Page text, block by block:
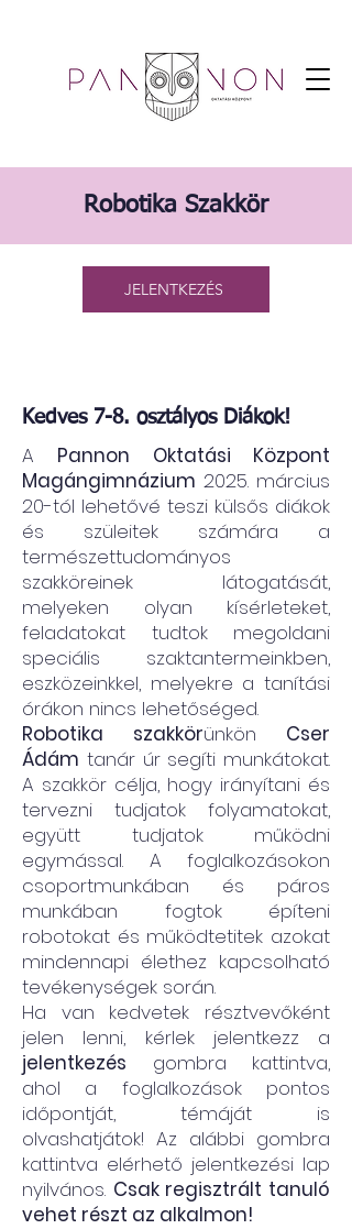
Robotika Szakkör
JELENTKEZÉS
Kedves 7-8. osztályos Diákok!
A Pannon Oktatási Központ
Magángimnázium 2025. március
20-tól lehetővé teszi külsős diákok
és szüleitek számára a
természettudományos
szakköreinek látogatását,
melyeken olyan kísérleteket,
feladatokat tudtok megoldani
speciális szaktantermeinkben,
eszközeinkkel, melyekre a tanítási
órákon nincs lehetőséged.
Robotika szakkörünkön Cser
Ádám tanár úr segíti munkátokat.
A szakkör célja, hogy irányítani és
tervezni tudjatok folyamatokat,
együtt tudjatok működni
egymással. A foglalkozásokon
csoportmunkában és páros
munkában fogtok építeni
robotokat és működtetitek azokat
mindennapi élethez kapcsolható
tevékenységek során.
Ha van kedvetek résztvevőként
jelen lenni, kérlek jelentkezz a
jelentkezés gombra kattintva,
ahol a foglalkozások pontos
időpontját, témáját is
olvashatjátok! Az alábbi gombra
kattintva elérhető jelentkezési lap
nyilvános. Csak regisztrált tanuló
vehet részt az alkalmon!